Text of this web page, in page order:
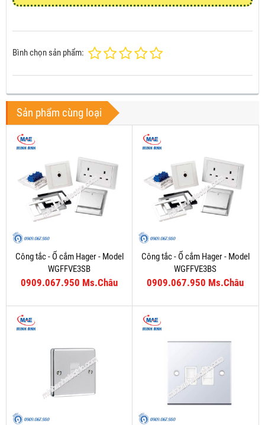
Bình chọn sản phẩm:
Sản phẩm cùng loại
Công tắc - Ổ cắm Hager - Model
WGFFVE3SB
0909.067.950 Ms.Châu
Công tắc - Ổ cắm Hager - Model
WGFFVE3BS
0909.067.950 Ms.Châu